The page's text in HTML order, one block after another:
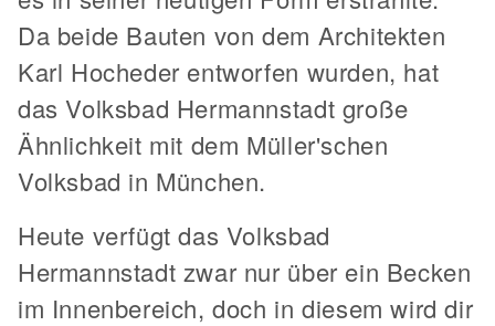
Da beide Bauten von dem Architekten
Karl Hocheder entworfen wurden, hat
das Volksbad Hermannstadt große
Ähnlichkeit mit dem Müller'schen
Volksbad in München.
Heute verfügt das Volksbad
Hermannstadt zwar nur über ein Becken
im Innenbereich, doch in diesem wird dir